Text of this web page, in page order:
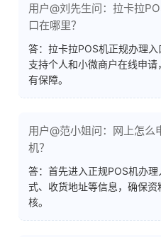
用户@刘先生问：拉卡拉
口在哪里？
答：拉卡拉POS机正规办理入
支持个人和小微商户在线申
有保障。
用户@范小姐问：网上怎么
机？
答：首先进入正规POS机办
式、收货地址等信息，确保
核。